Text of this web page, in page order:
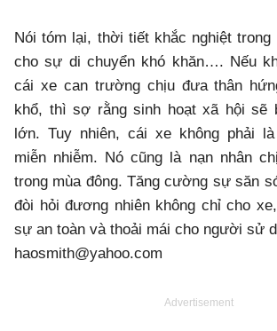
Nói tóm lại, thời tiết khắc nghiệt trong
cho sự di chuyển khó khăn…. Nếu
cái xe can trường chịu đưa thân
khổ, thì sợ rằng sinh hoạt xã hội sẽ
lớn. Tuy nhiên, cái xe không phải
miễn nhiễm. Nó cũng là nạn nhân
trong mùa đông. Tăng cường sự săn
đòi hỏi đương nhiên không chỉ cho
sự an toàn và thoải mái cho người sử
haosmith@yahoo.com
Advertisement